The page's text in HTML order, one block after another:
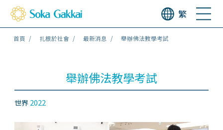
繁
首頁 扎根於社會 最新消息 舉辦佛法教學考試
舉辦佛法教學考試
世界2022